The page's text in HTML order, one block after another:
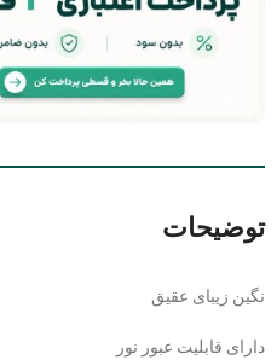
توضیحات
نگین زیبای عقیق
دارای قابلیت عبور نور